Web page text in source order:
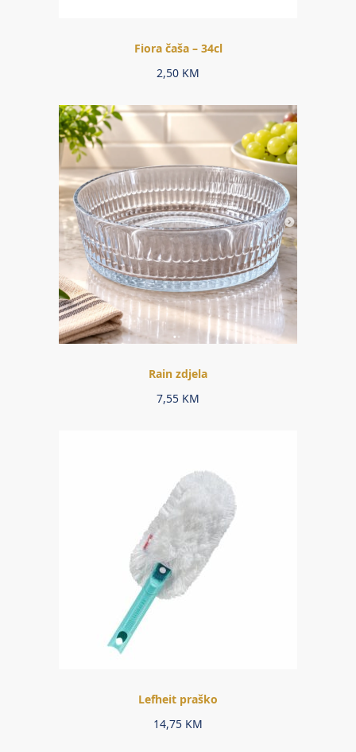
Fiora čaša – 34cl
2,50 KM
Rain zdjela
7,55 KM
Lefheit praško
14,75 KM